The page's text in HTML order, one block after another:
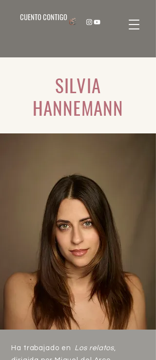
CUENTO CONTIGO
SILVIA
HANNEMANN
Ha trabajado en Los relatos,